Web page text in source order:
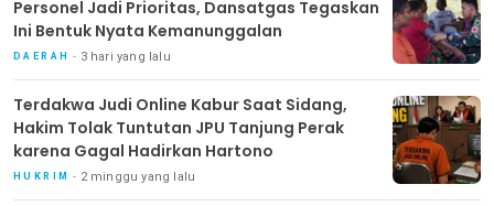
Personel Jadi Prioritas, Dansatgas Tegaskan
Ini Bentuk Nyata Kemanunggalan
DAERAH 3 hari yang lalu
Terdakwa Judi Online Kabur Saat Sidang,
Hakim Tolak Tuntutan JPU Tanjung Perak
karena Gagal Hadirkan Hartono
HUKRIM 2 minggu yang lalu